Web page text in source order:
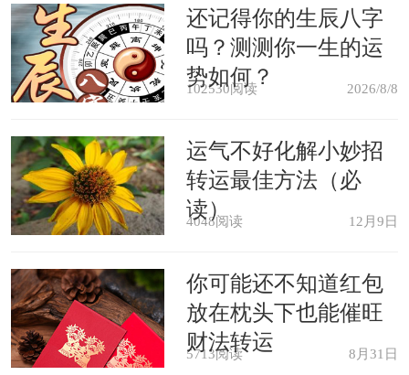
商人梦见面粉，表示你的生意会发
展得很顺利。
梦见经营面粉生意，表示冒险的投
机买卖。
年轻女子梦见自己身上沾着面粉，
表示她家丈夫说了算，而且她的生活将
充满让人愉悦的关爱与照顾。
欢
还记得你的生辰八字
吗？测测你一生的运
势如何？
102530阅读 2026/8/8
运气不好化解小妙招
转运最佳方法（必
读）
4048阅读 12月9日
你可能还不知道红包
放在枕头下也能催旺
财法转运
5713阅读 8月31日